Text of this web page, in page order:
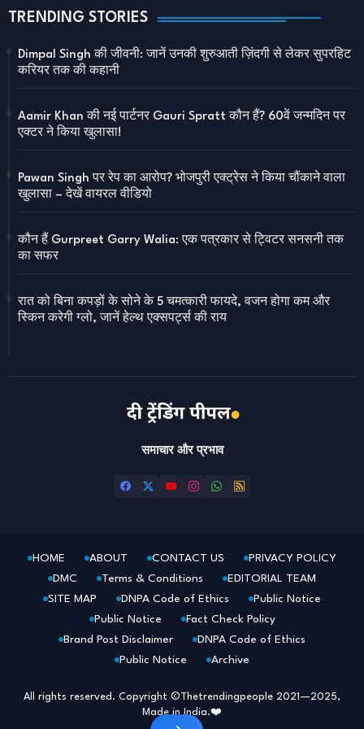
TRENDING STORIES
Dimpal Singh की जीवनी: जानें उनकी शुरुआती ज़िंदगी से लेकर सुपरहिट
करियर तक की कहानी
Aamir Khan की नई पार्टनर Gauri Spratt कौन हैं? 60वें जन्मदिन पर
एक्टर ने किया खुलासा!
Pawan Singh पर रेप का आरोप? भोजपुरी एक्ट्रेस ने किया चौंकाने वाला
खुलासा – देखें वायरल वीडियो
कौन हैं Gurpreet Garry Walia: एक पत्रकार से ट्विटर सनसनी तक
का सफर
रात को बिना कपड़ों के सोने के 5 चमत्कारी फायदे, वजन होगा कम और
स्किन करेगी ग्लो, जानें हेल्थ एक्सपर्ट्स की राय
समाचार और प्रभाव
All rights reserved. Copyright ©Thetrendingpeople 2021—2025,
Made in India.❤️
HOME ABOUT CONTACT US
PRIVACY POLICY
DMC
Terms & Conditions
EDITORIAL TEAM
SITE MAP
DNPA Code of Ethics
Public Notice
Public Notice
Fact Check Policy
Brand Post Disclaimer
DNPA Code of Ethics
Public Notice
Archive